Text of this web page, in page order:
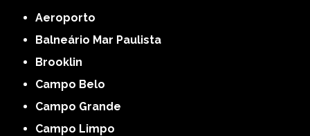
Aeroporto
Balneário Mar Paulista
Brooklin
Campo Belo
Campo Grande
Campo Limpo